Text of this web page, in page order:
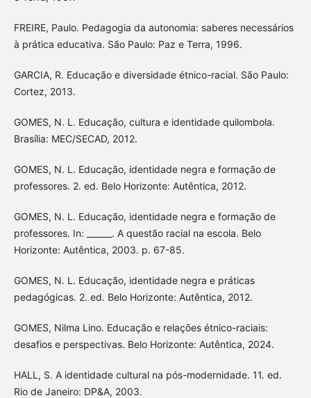
FREIRE, Paulo. Pedagogia da autonomia: saberes necessários
à prática educativa. São Paulo: Paz e Terra, 1996.
GARCIA, R. Educação e diversidade étnico-racial. São Paulo:
Cortez, 2013.
GOMES, N. L. Educação, cultura e identidade quilombola.
Brasília: MEC/SECAD, 2012.
GOMES, N. L. Educação, identidade negra e formação de
professores. 2. ed. Belo Horizonte: Autêntica, 2012.
GOMES, N. L. Educação, identidade negra e formação de
professores. In: ______. A questão racial na escola. Belo
Horizonte: Autêntica, 2003. p. 67-85.
GOMES, N. L. Educação, identidade negra e práticas
pedagógicas. 2. ed. Belo Horizonte: Autêntica, 2012.
GOMES, Nilma Lino. Educação e relações étnico-raciais:
desafios e perspectivas. Belo Horizonte: Autêntica, 2024.
HALL, S. A identidade cultural na pós-modernidade. 11. ed.
Rio de Janeiro: DP&A, 2003.